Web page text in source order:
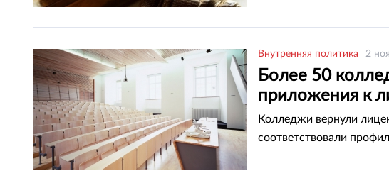
Внутренняя политика 2
Более 50
приложения к
Колледжи вернули
соответствовали